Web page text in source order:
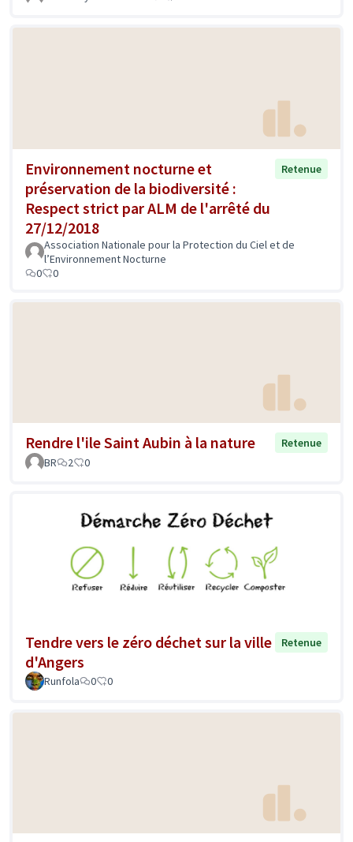
Environnement nocturne et
préservation de la biodiversité :
Respect strict par ALM de l'arrêté du
27/12/2018
Retenue
Association Nationale pour la Protection du Ciel et de
l’Environnement Nocturne
0
0
Rendre l'ile Saint Aubin à la nature
Retenue
BR
2 0
Tendre vers le zéro déchet sur la ville
d'Angers
Retenue
Runfola 0 0